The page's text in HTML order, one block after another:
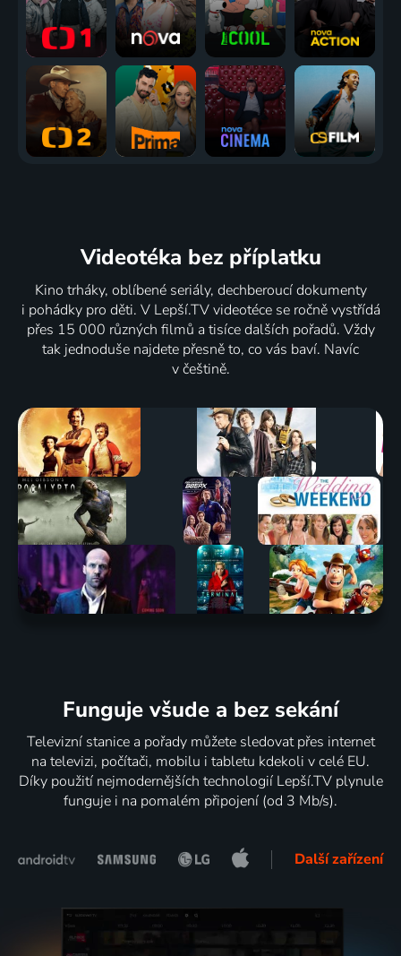
Videotéka bez příplatku
Kino trháky, oblíbené seriály, dechberoucí dokumenty
i pohádky pro děti. V Lepší.TV videotéce se ročně vystřídá
přes 15 000 různých filmů a tisíce dalších pořadů. Vždy
tak jednoduše najdete přesně to, co vás baví. Navíc
v češtině.
Funguje všude a bez sekání
Televizní stanice a pořady můžete sledovat přes internet
na televizi, počítači, mobilu i tabletu kdekoli v celé EU.
Díky použití nejmodernějších technologií Lepší.TV plynule
funguje i na pomalém připojení (od 3 Mb/s).
Další zařízení